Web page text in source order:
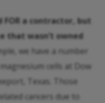
a contractor, but
that wasn’t owned
we have a number
cells at Dow
Texas. Those
cancers due to